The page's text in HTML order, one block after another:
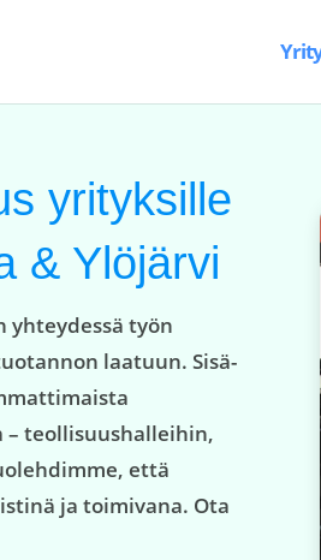
yrityksille
& Ylöjärvi
yhteydessä työn
laatuun. Sisä-
teollisuushalleihin,
että
ja toimivana. Ota